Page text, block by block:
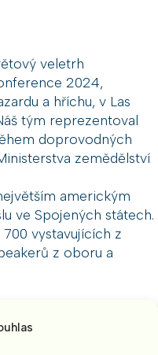
veletrh
2024,
a hříchu, v Las
tým reprezentoval
doprovodných
zemědělství
americkým
ve Spojených státech.
vystavujících z
z oboru a